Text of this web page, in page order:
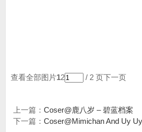
查看全部图片12 / 2 页下一页
上一篇： Coser@鹿八岁 – 碧蓝档案
下一篇： Coser@Mimichan And Uy